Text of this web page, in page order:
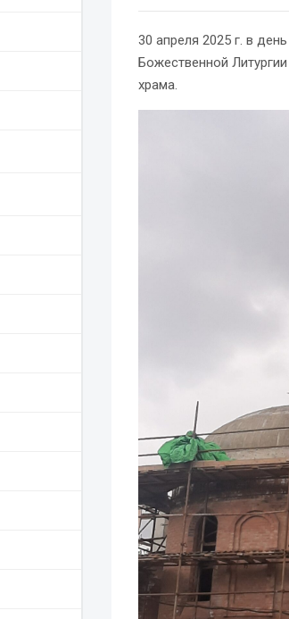
30 апреля 2025 г. в
Божественной
храма.